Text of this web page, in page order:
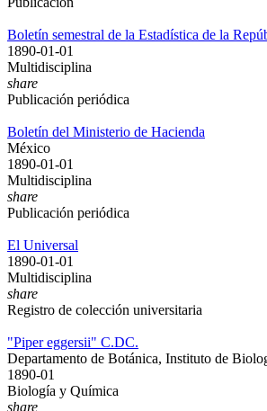
Boletín semestral de la Estadística de la
1890-01-01
Multidisciplina
share
Publicación periódica
Boletín del Ministerio de Hacienda
México
1890-01-01
Multidisciplina
share
Publicación periódica
El Universal
1890-01-01
Multidisciplina
share
Registro de colección universitaria
"Piper eggersii" C.DC.
Departamento de Botánica, Instituto de
1890-01
Biología y Química
share